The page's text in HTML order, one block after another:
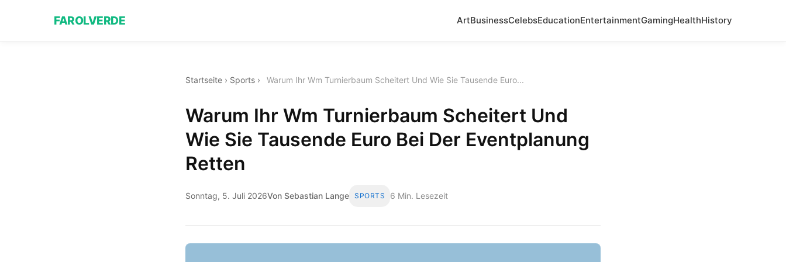
FAROLVERDE ArtBusinessCelebsEducationEntertainmentGamingHealthHistory
Startseite › Sports › Warum Ihr Wm Turnierbaum Scheitert Und Wie Sie Tausende Euro...
Warum Ihr Wm Turnierbaum Scheitert Und
Wie Sie Tausende Euro Bei Der Eventplanung
Retten
Sonntag, 5. Juli 2026Von Sebastian Lange SPORTS 6 Min. Lesezeit